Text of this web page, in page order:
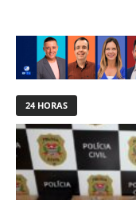
24 HORAS